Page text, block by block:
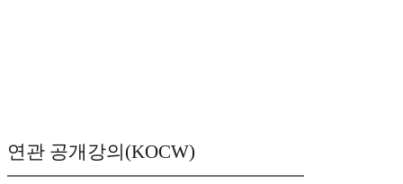
연관 공개강의(KOCW)